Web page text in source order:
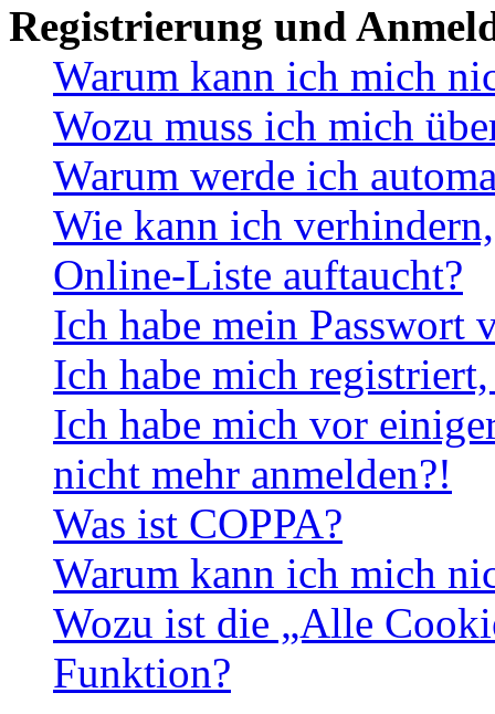
Registrierung und
Warum kann ich mich
Wozu muss ich mich
Warum werde ich
Wie kann ich
Online-Liste auftaucht?
Ich habe mein Passwort
Ich habe mich
Ich habe mich vor
nicht mehr anmelden?!
Was ist COPPA?
Warum kann ich mich
Wozu ist die „Alle
Funktion?